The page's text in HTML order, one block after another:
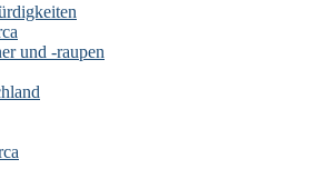
und -raupen